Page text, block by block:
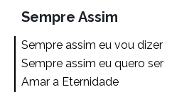
Sempre Assim
Sempre assim eu vou dizer
Sempre assim eu quero ser
Amar a Eternidade